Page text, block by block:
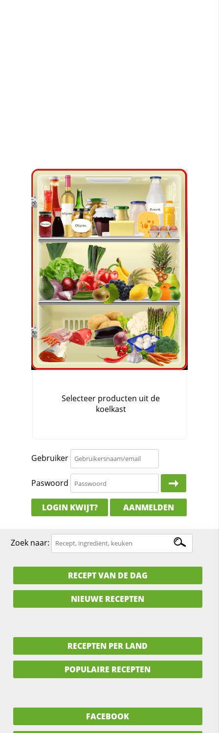
Gebruiker
Paswoord
LOGIN KWIJT? AANMELDEN
Zoek naar:
RECEPT VAN DE DAG
NIEUWE RECEPTEN
RECEPTEN PER LAND
POPULAIRE RECEPTEN
FACEBOOK